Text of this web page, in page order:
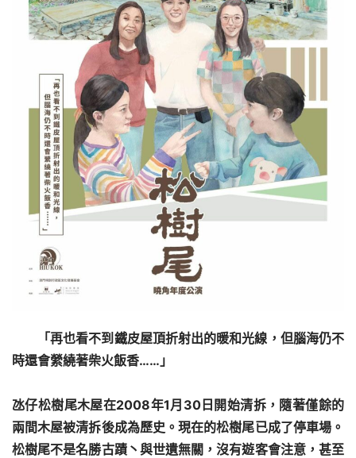
「再也看不到鐵皮屋頂折射出的暖和光線，但腦海仍不
時還會縈繞著柴火飯香……」
氹仔松樹尾木屋在2008年1月30日開始清拆，隨著僅餘的
兩間木屋被清拆後成為歷史。現在的松樹尾已成了停車場。
松樹尾不是名勝古蹟丶與世遺無關，沒有遊客會注意，甚至